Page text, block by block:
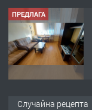
ПРЕДЛАГА
Случайна рецепта